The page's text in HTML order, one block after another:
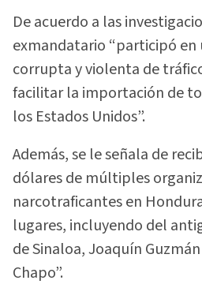
De acuerdo a las
exmandatario “participó en
corrupta y violenta de
facilitar la importación de
los Estados Unidos”.
Además, se le señala de
dólares de múltiples
narcotraficantes en
lugares, incluyendo del
de Sinaloa, Joaquín
Chapo”.